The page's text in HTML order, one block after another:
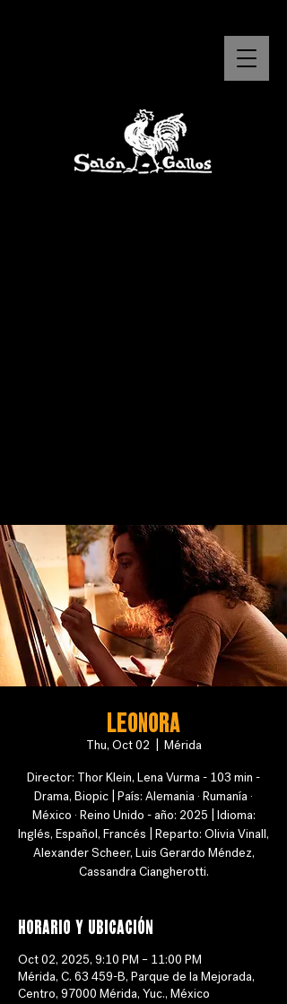
Leonora
Thu, Oct 02
Mérida
Director: Thor Klein, Lena Vurma - 103 min -
Drama, Biopic | País: Alemania · Rumanía ·
México · Reino Unido - año: 2025 | Idioma:
Inglés, Español, Francés | Reparto: Olivia Vinall,
Alexander Scheer, Luis Gerardo Méndez,
Cassandra Ciangherotti.
Horario y ubicación
Oct 02, 2025, 9:10 PM – 11:00 PM
Mérida, C. 63 459-B, Parque de la Mejorada,
Centro, 97000 Mérida, Yuc., México